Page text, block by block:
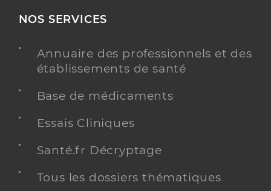
NOS SERVICES
Annuaire des professionnels et des
établissements de santé
Base de médicaments
Essais Cliniques
Santé.fr Décryptage
Tous les dossiers thématiques